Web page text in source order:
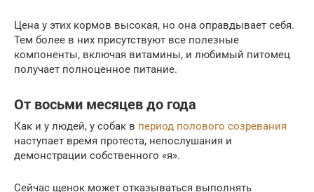
Цена у этих кормов высокая, но она оправдывает себя.
Тем более в них присутствуют все полезные
компоненты, включая витамины, и любимый питомец
получает полноценное питание.
От восьми месяцев до года
Как и у людей, у собак в период полового созревания
наступает время протеста, непослушания и
демонстрации собственного «я».
Сейчас щенок может отказываться выполнять